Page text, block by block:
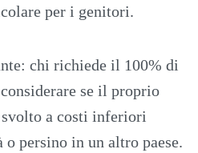
per i genitori.
chi richiede il 100% di
se il proprio
svolto a costi inferiori
persino in un altro paese.